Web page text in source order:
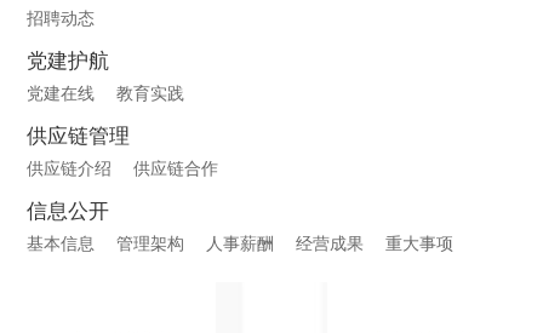
招聘动态
党建护航
党建在线 教育实践
供应链管理
供应链介绍 供应链合作
信息公开
基本信息 管理架构 人事薪酬 经营成果 重大事项